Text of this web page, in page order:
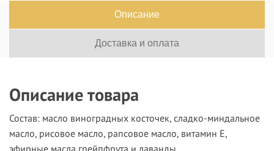
Описание
Доставка и оплата
Описание товара
Состав: масло виноградных косточек, сладко-миндальное
масло, рисовое масло, рапсовое масло, витамин Е,